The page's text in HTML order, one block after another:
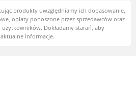
produkty uwzględniamy ich dopasowanie,
opłaty ponoszone przez sprzedawców oraz
Dokładamy starań, aby
informacje.